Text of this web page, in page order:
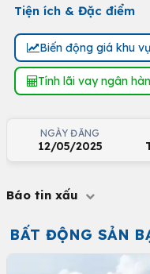
Tiện ích & Đặc điểm
Biến động giá khu
Tính lãi vay ngân
NGÀY ĐĂNG
12/05/2025
Báo tin xấu
BẤT ĐỘNG SẢN